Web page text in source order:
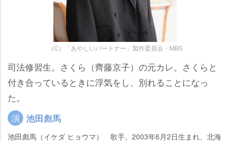
（C）「あやしいパートナー」製作委員会・MBS
司法修習生。さくら（齊藤京子）の元カレ。さくらと
付き合っているときに浮気をし、別れることになっ
た。
演 池田彪馬
池田彪馬（イケダ ヒョウマ） 歌手。2003年6月2日生まれ、北海